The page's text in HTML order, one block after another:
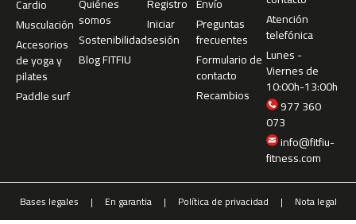
0
0
b
e
Cardio
Musculación
Accesorios
de yoga y
pilates
Paddle surf
somos
Sostenibilidad
Blog FITFIU
Iniciar
sesión
Preguntas
frecuentes
Formulario de
contacto
Recambios
Atención
telefónica
Lunes -
Viernes de
10:00h-13:00h
977 360
073
info@fitfiu-
fitness.com
Bases legales En garantia Política de privacidad Nota legal